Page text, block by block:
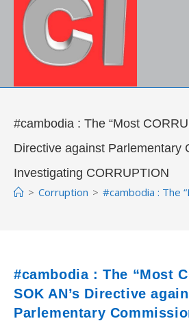
#cambodia : The “Most
Directive against Parlementary
Investigating CORRUPTION
> Corruption > #cambodia : The
#cambodia : The “Most
SOK AN’s Directive
Parlementary